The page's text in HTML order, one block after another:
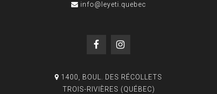
info@leyeti.quebec
1400, BOUL. DES RÉCOLLETS
TROIS-RIVIÈRES (QUÉBEC)